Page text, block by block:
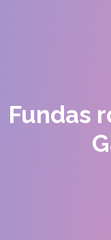
Fundas